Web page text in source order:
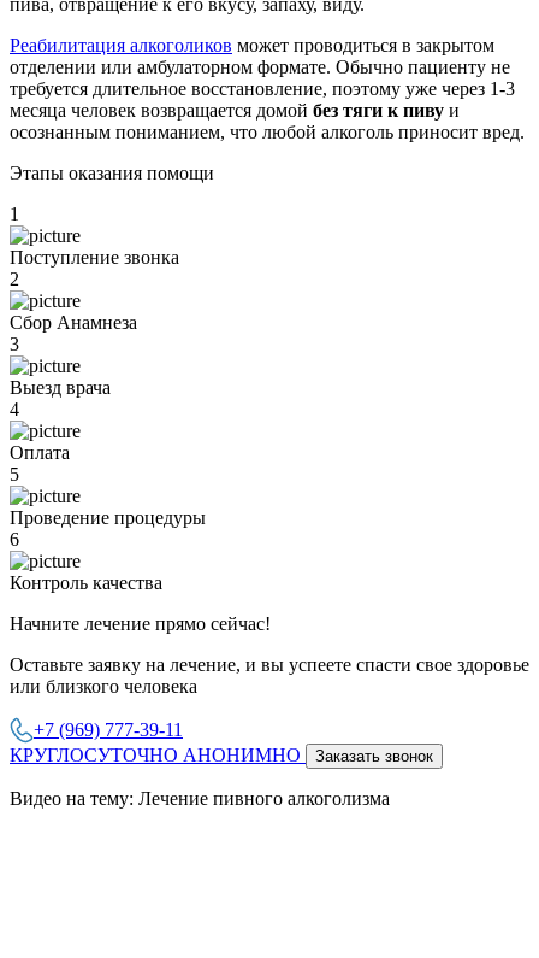
пива, отвращение к его вкусу, запаху, виду.
Реабилитация алкоголиков может проводиться в закрытом
отделении или амбулаторном формате. Обычно пациенту не
требуется длительное восстановление, поэтому уже через 1-3
месяца человек возвращается домой без тяги к пиву и
осознанным пониманием, что любой алкоголь приносит вред.
Этапы оказания помощи
1
Поступление звонка
2
Сбор Анамнеза
3
Выезд врача
4
Оплата
5
Проведение процедуры
6
Контроль качества
Начните лечение прямо сейчас!
Оставьте заявку на лечение, и вы успеете спасти свое здоровье
или близкого человека
+7 (969) 777-39-11
КРУГЛОСУТОЧНО АНОНИМНО
Заказать звонок
Видео на тему: Лечение пивного алкоголизма